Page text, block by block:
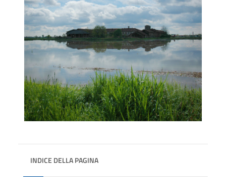
INDICE DELLA PAGINA